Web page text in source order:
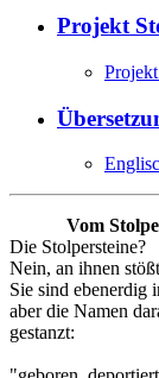
Projekt
Vom
Die Stolpersteine?
Nein, an ihnen
Sie sind ebenerdig
aber die Namen
gestanzt: